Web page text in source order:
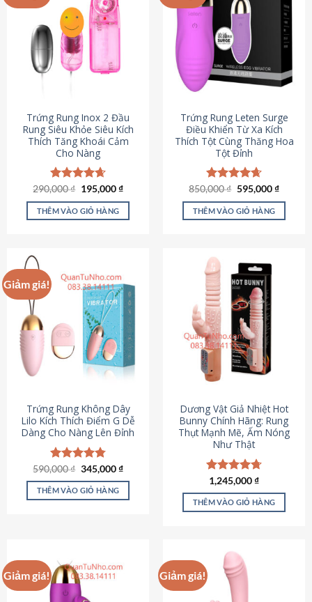
Trứng Rung Inox 2 Đầu
Rung Siêu Khỏe Siêu Kích
Thích Tăng Khoái Cảm
Cho Nàng
Được xếp
hạng4.64
5 sao
290,000₫ Giá
là:
290,000 ₫.
195,000₫Giá
tại
THÊM VÀO GIỎ HÀNG
Trứng Rung Leten Surge
Điều Khiển Từ Xa Kích
Thích Tột Cùng Thăng Hoa
Tột Đỉnh
Được xếp
hạng4.69
5 sao
850,000₫ Giá
là:
850,000 ₫.
595,000₫Giá
tại
THÊM VÀO GIỎ HÀNG
Giảm giá!
Trứng Rung Không Dây
Lilo Kích Thích Điểm G Dễ
Dàng Cho Nàng Lên Đỉnh
Được xếp
hạng4.79
5 sao
590,000₫ Giá
là:
590,000 ₫.
345,000₫Giá
tại
345,000 ₫.
THÊM VÀO GIỎ HÀNG
Dương Vật Giả Nhiệt Hot
Bunny Chính Hãng: Rung
Thụt Mạnh Mẽ, Ấm Nóng
Như Thật
Được xếp
hạng4.73
5 sao
1,245,000₫
THÊM VÀO GIỎ HÀNG
Giảm giá! Giảm giá!